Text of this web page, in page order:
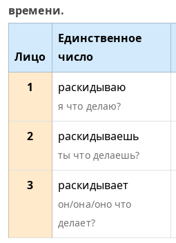
времени.
Лицо
Единственное
число
1
раскидываю
я что делаю?
2 раскидываешь
ты что делаешь?
3 раскидывает
он/она/оно что
делает?